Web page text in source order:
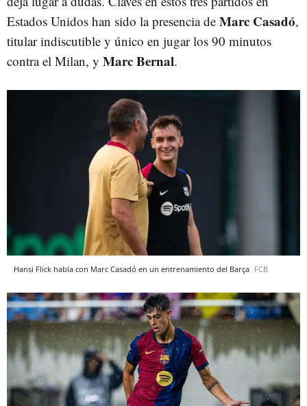
Estados Unidos han sido la presencia de Marc Casadó,
titular indiscutible y único en jugar los 90 minutos
contra el Milan, y Marc Bernal.
Hansi Flick habla con Marc Casadó en un entrenamiento del Barça FCB